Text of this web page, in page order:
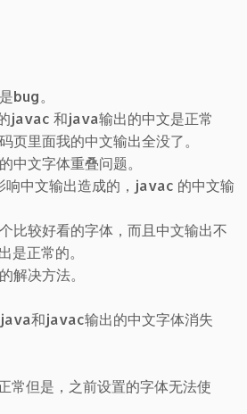
bug。
javac 和java输出的中文是正常
页里面我的中文输出全没了。
中文字体重叠问题。
响中文输出造成的，javac 的中文输
比较好看的字体，而且中文输出不
正常的。
解决方法。
和javac输出的中文字体消失
常但是，之前设置的字体无法使